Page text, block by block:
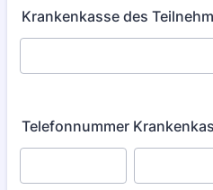
Krankenkasse des
Telefonnummer